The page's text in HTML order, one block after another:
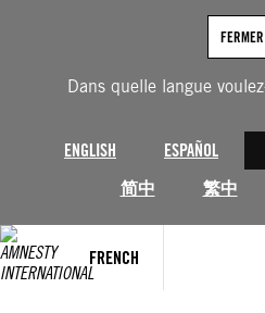
Dans quelle langue
ENGLISH ESPAÑOL
简中
繁中
FERMER
FRENCH